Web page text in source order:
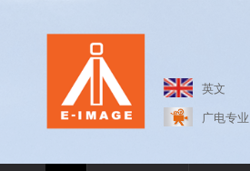
英文
广电专业